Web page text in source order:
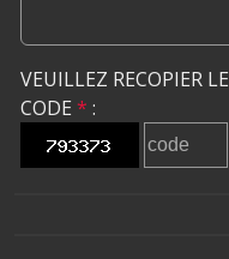
VEUILLEZ RECOPIER LE
CODE * :